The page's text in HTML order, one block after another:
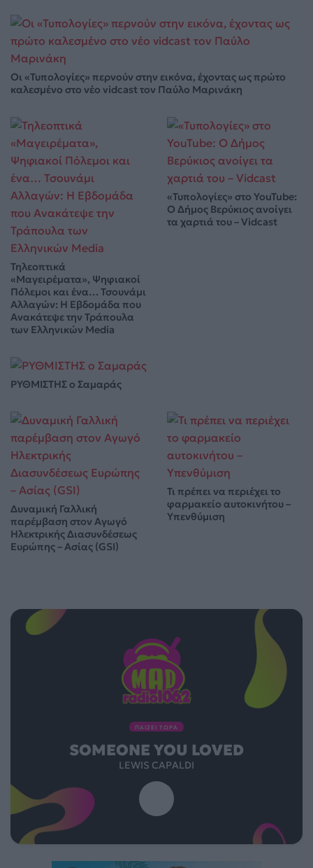
Οι «Τυπολογίες» περνούν στην εικόνα, έχοντας ως πρώτο
καλεσμένο στο νέο vidcast τον Παύλο Μαρινάκη
Τηλεοπτικά
«Μαγειρέματα», Ψηφιακοί
Πόλεμοι και ένα… Τσουνάμι
Αλλαγών: Η Εβδομάδα που
Ανακάτεψε την Τράπουλα
των Ελληνικών Media
«Τυπολογίες» στο YouTube:
Ο Δήμος Βερύκιος ανοίγει
τα χαρτιά του – Vidcast
ΡΥΘΜΙΣΤΗΣ ο Σαμαράς
Δυναμική Γαλλική
παρέμβαση στον Αγωγό
Ηλεκτρικής Διασυνδέσεως
Ευρώπης – Ασίας (GSI)
Τι πρέπει να περιέχει το
φαρμακείο αυτοκινήτου –
Υπενθύμιση
ΠΑΙΖΕΙ ΤΩΡΑ
SOMEONE YOU LOVED
LEWIS CAPALDI